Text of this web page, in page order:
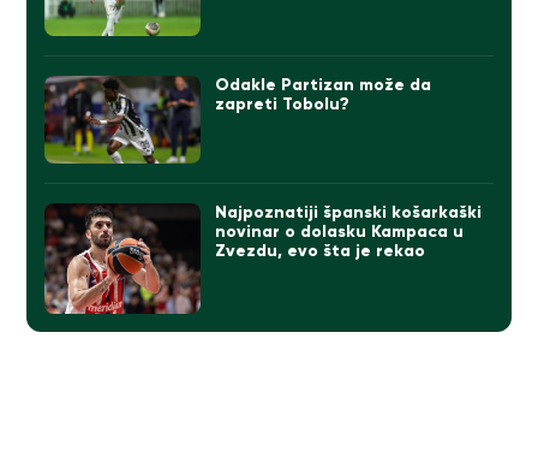
Odakle Partizan može da
zapreti Tobolu?
Najpoznatiji španski košarkaški
novinar o dolasku Kampaca u
Zvezdu, evo šta je rekao